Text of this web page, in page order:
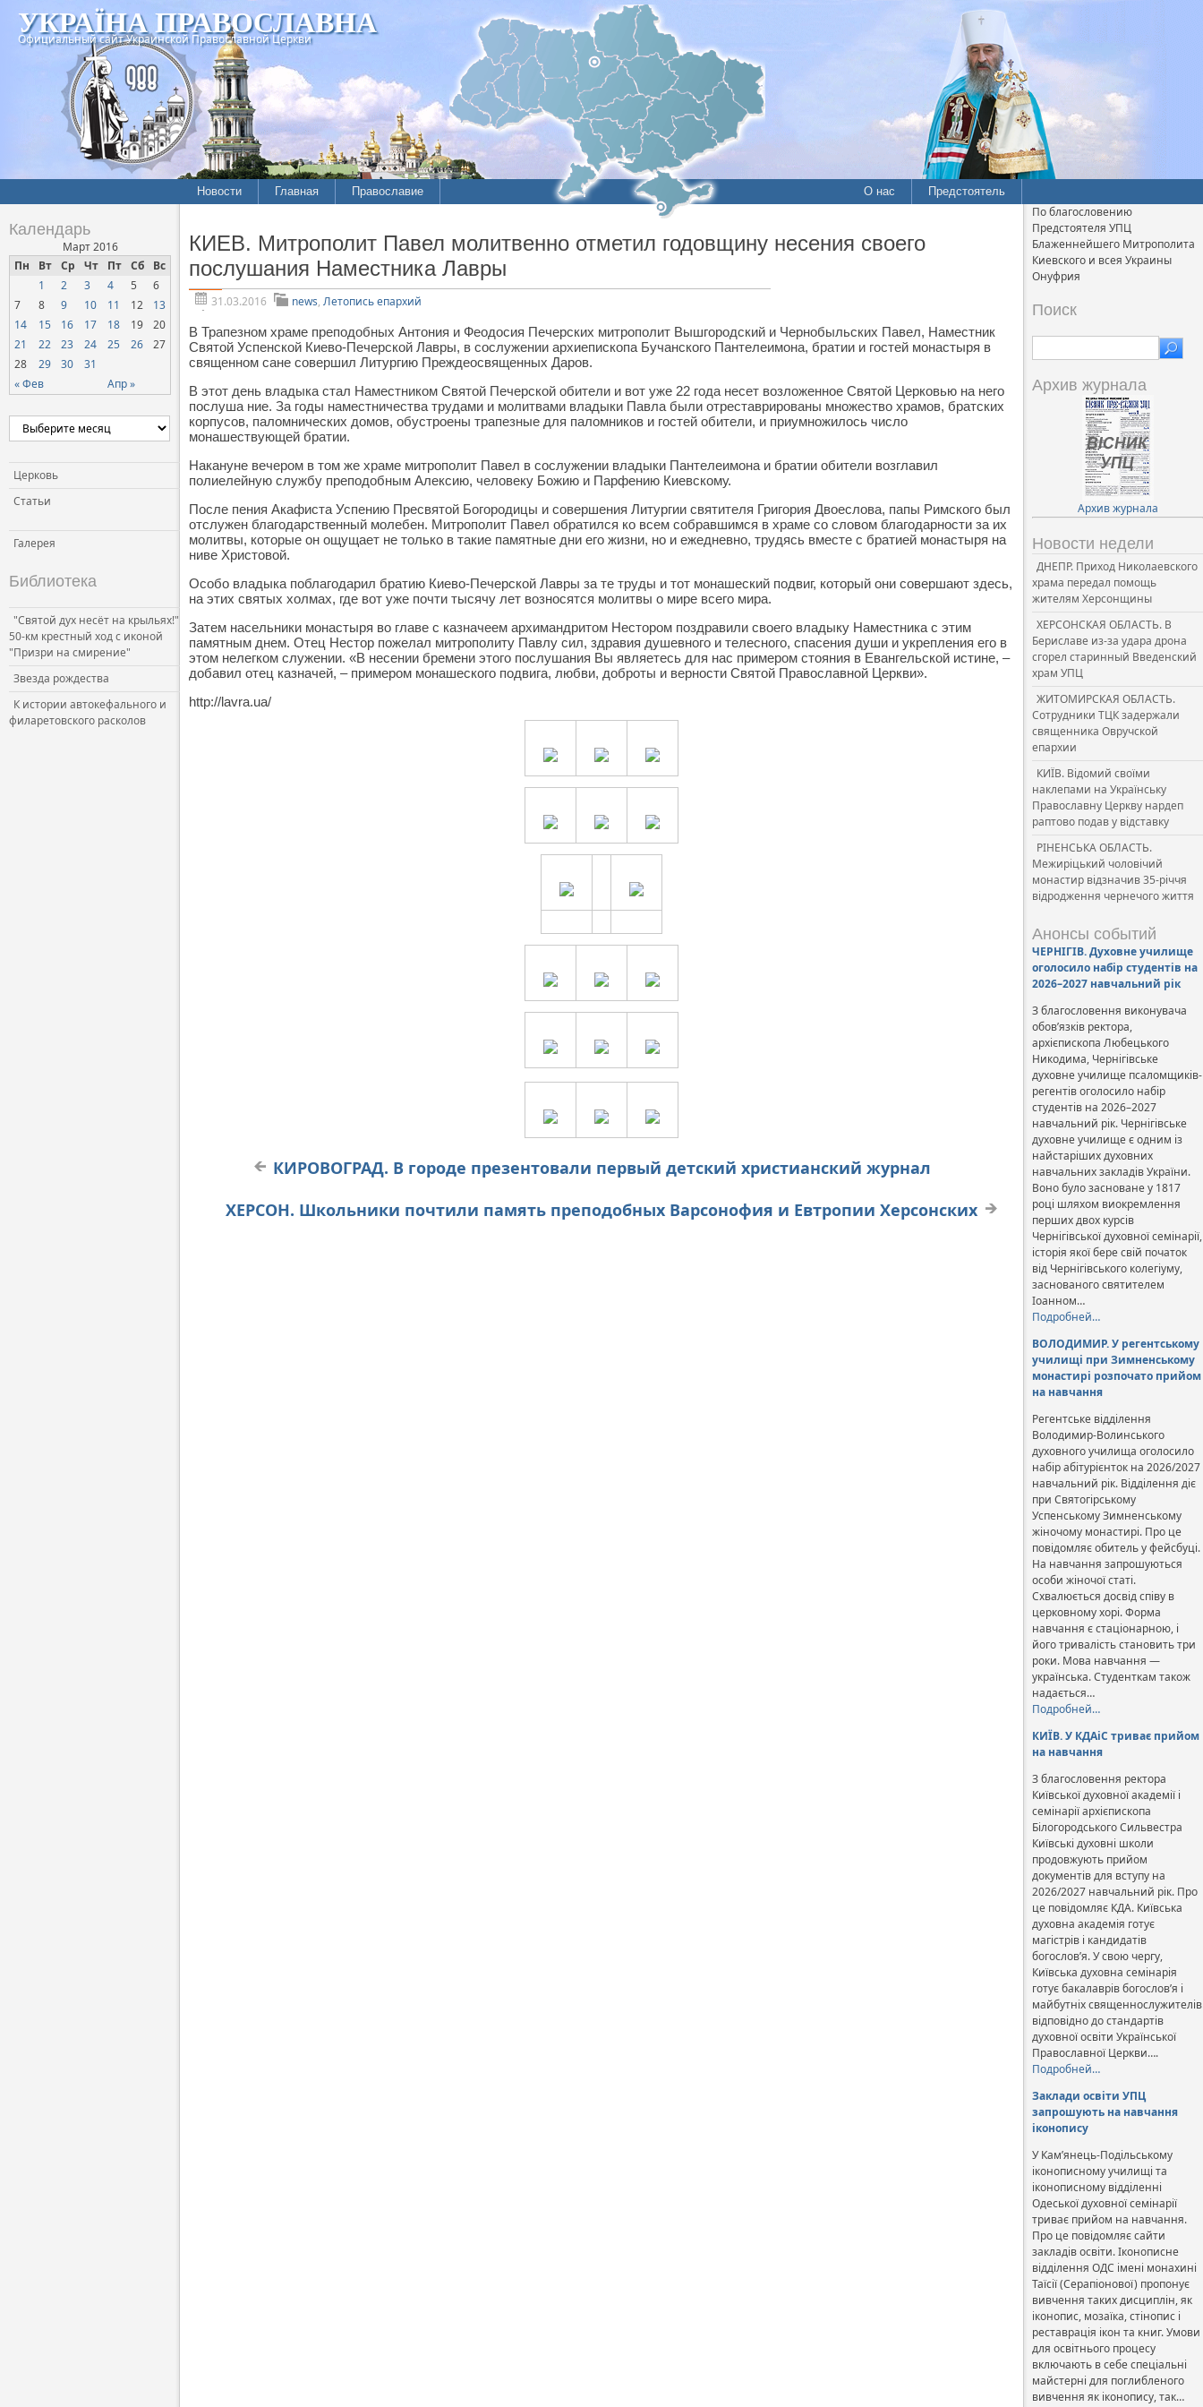
УКРАЇНА ПРАВОСЛАВНА
Официальный сайт Украинской Православной Церкви
Новости
Межконфессиональные
Нарушения прав
верующих
Официальная хроника
Расколы, ереси, секты
СЛУЖЕНИЕ
Церковь и власть
Церковь и общество
Церковь и СМИ
Главная Православие
История
Митрополиты
О нас Предстоятель
Календарь
Март 2016
Пн
Вт Ср Чт Пт Сб Вс
« Фев Апр »
1 2 3 4 5
6
7
8 9 10 11 12
13
14
15 16 17 18 19
20
21
22 23 24 25 26
27
28
29 30 31
Церковь
Статьи
Галерея
Библиотека
"Святой дух несёт на крыльях!"
50-км крестный ход с иконой
"Призри на смирение"
Звезда рождества
К истории автокефального и
филаретовского расколов
КИЕВ. Митрополит Павел молитвенно отметил годовщину несения своего
послушания Наместника Лавры
31.03.2016 news, Летопись епархий
В Трапезном храме преподобных Антония и Феодосия Печерских митрополит Вышгородский и Чернобыльских Павел, Наместник
Святой Успенской Киево-Печерской Лавры, в сослужении архиепископа Бучанского Пантелеимона, братии и гостей монастыря в
священном сане совершил Литургию Преждеосвященных Даров.
В этот день владыка стал Наместником Святой Печерской обители и вот уже 22 года несет возложенное Святой Церковью на него
послуша ние. За годы наместничества трудами и молитвами владыки Павла были отреставрированы множество храмов, братских
корпусов, паломнических домов, обустроены трапезные для паломников и гостей обители, и приумножилось число
монашествующей братии.
Накануне вечером в том же храме митрополит Павел в сослужении владыки Пантелеимона и братии обители возглавил
полиелейную службу преподобным Алексию, человеку Божию и Парфению Киевскому.
После пения Акафиста Успению Пресвятой Богородицы и совершения Литургии святителя Григория Двоеслова, папы Римского был
отслужен благодарственный молебен. Митрополит Павел обратился ко всем собравшимся в храме со словом благодарности за их
молитвы, которые он ощущает не только в такие памятные дни его жизни, но и ежедневно, трудясь вместе с братией монастыря на
ниве Христовой.
Особо владыка поблагодарил братию Киево-Печерской Лавры за те труды и тот монашеский подвиг, который они совершают здесь,
на этих святых холмах, где вот уже почти тысячу лет возносятся молитвы о мире всего мира.
Затем насельники монастыря во главе с казначеем архимандритом Нестором поздравили своего владыку Наместника с этим
памятным днем. Отец Нестор пожелал митрополиту Павлу сил, здравия душевного и телесного, спасения души и укрепления его в
этом нелегком служении. «В несении бремени этого послушания Вы являетесь для нас примером стояния в Евангельской истине, –
добавил отец казначей, – примером монашеского подвига, любви, доброты и верности Святой Православной Церкви».
http://lavra.ua/
КИРОВОГРАД. В городе презентовали первый детский христианский журнал
ХЕРСОН. Школьники почтили память преподобных Варсонофия и Евтропии Херсонских
По благословению
Предстоятеля УПЦ
Блаженнейшего Митрополита
Киевского и всея Украины
Онуфрия
Поиск
Архив журнала
Архив журнала
Новости недели
ДНЕПР. Приход Николаевского
храма передал помощь
жителям Херсонщины
ХЕРСОНСКАЯ ОБЛАСТЬ. В
Бериславе из-за удара дрона
сгорел старинный Введенский
храм УПЦ
ЖИТОМИРСКАЯ ОБЛАСТЬ.
Сотрудники ТЦК задержали
священника Овручской
епархии
КИЇВ. Відомий своїми
наклепами на Українську
Православну Церкву нардеп
раптово подав у відставку
РІНЕНСЬКА ОБЛАСТЬ.
Межиріцький чоловічий
монастир відзначив 35-річчя
відродження чернечого життя
Анонсы событий
ЧЕРНІГІВ. Духовне училище
оголосило набір студентів на
2026–2027 навчальний рік
З благословення виконувача
обов’язків ректора,
архієпископа Любецького
Никодима, Чернігівське
духовне училище псаломщиків-
регентів оголосило набір
студентів на 2026–2027
навчальний рік. Чернігівське
духовне училище є одним із
найстаріших духовних
навчальних закладів України.
Воно було засноване у 1817
році шляхом виокремлення
перших двох курсів
Чернігівської духовної семінарії,
історія якої бере свій початок
від Чернігівського колегіуму,
заснованого святителем
Іоанном…
Подробней…
ВОЛОДИМИР. У регентському
училищі при Зимненському
монастирі розпочато прийом
на навчання
Регентське відділення
Володимир-Волинського
духовного училища оголосило
набір абітурієнток на 2026/2027
навчальний рік. Відділення діє
при Святогірському
Успенському Зимненському
жіночому монастирі. Про це
повідомляє обитель у фейсбуці.
На навчання запрошуються
особи жіночої статі.
Схвалюється досвід співу в
церковному хорі. Форма
навчання є стаціонарною, і
його тривалість становить три
роки. Мова навчання —
українська. Студенткам також
надається…
Подробней…
КИЇВ. У КДАіС триває прийом
на навчання
З благословення ректора
Київської духовної академії і
семінарії архієпископа
Білогородського Сильвестра
Київські духовні школи
продовжують прийом
документів для вступу на
2026/2027 навчальний рік. Про
це повідомляє КДА. Київська
духовна академія готує
магістрів і кандидатів
богослов’я. У свою чергу,
Київська духовна семінарія
готує бакалаврів богослов’я і
майбутніх священнослужителів
відповідно до стандартів
духовної освіти Української
Православної Церкви….
Подробней…
Заклади освіти УПЦ
запрошують на навчання
іконопису
У Кам’янець-Подільському
іконописному училищі та
іконописному відділенні
Одеської духовної семінарії
триває прийом на навчання.
Про це повідомляє сайти
закладів освіти. Іконописне
відділення ОДС імені монахині
Таїсії (Серапіонової) пропонує
вивчення таких дисциплін, як
іконопис, мозаїка, стінопис і
реставрація ікон та книг. Умови
для освітнього процесу
включають в себе спеціальні
майстерні для поглибленого
вивчення як іконопису, так…